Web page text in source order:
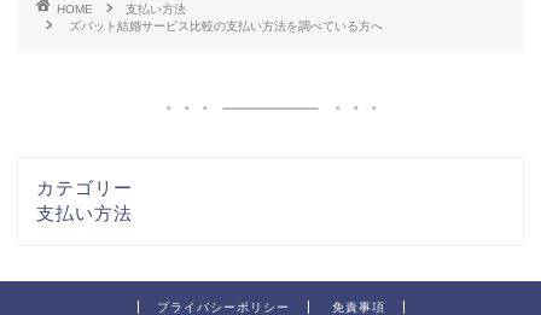
HOME
支払い方法
ズバット結婚サービス比較の支払い方法を調べている方へ
カテゴリー
支払い方法
プライバシーポリシー 免責事項